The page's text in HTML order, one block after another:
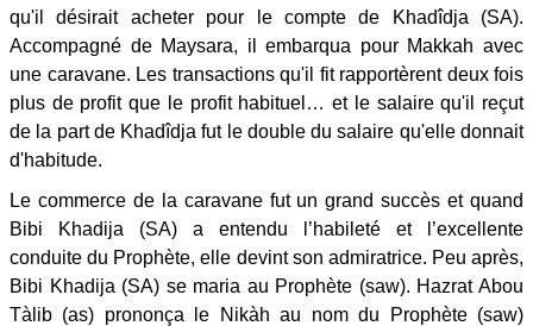
qu'il désirait acheter pour le compte de Khadîdja (SA).
Accompagné de Maysara, il embarqua pour Makkah avec
une caravane. Les transactions qu'il fit rapportèrent deux fois
plus de profit que le profit habituel… et le salaire qu'il reçut
de la part de Khadîdja fut le double du salaire qu'elle donnait
d'habitude.
Le commerce de la caravane fut un grand succès et quand
Bibi Khadija (SA) a entendu l’habileté et l’excellente
conduite du Prophète, elle devint son admiratrice. Peu après,
Bibi Khadija (SA) se maria au Prophète (saw). Hazrat Abou
Tàlib (as) prononça le Nikàh au nom du Prophète (saw)